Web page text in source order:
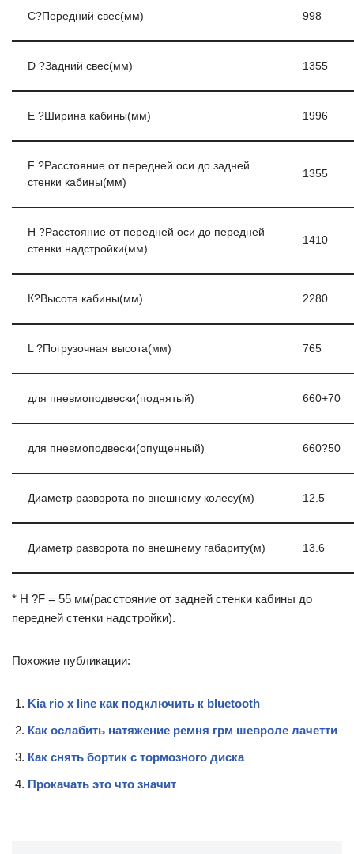
С?Передний свес(мм) 998
D ?Задний свес(мм) 1355
E ?Ширина кабины(мм) 1996
F ?Расстояние от передней оси до задней
стенки кабины(мм)
1355
H ?Расстояние от передней оси до передней
стенки надстройки(мм)
1410
К?Высота кабины(мм) 2280
L ?Погрузочная высота(мм) 765
для пневмоподвески(поднятый) 660+70
для пневмоподвески(опущенный) 660?50
Диаметр разворота по внешнему колесу(м) 12.5
Диаметр разворота по внешнему габариту(м) 13.6
* H ?F = 55 мм(расстояние от задней стенки кабины до
передней стенки надстройки).
Похожие публикации:
Kia rio x line как подключить к bluetooth
Как ослабить натяжение ремня грм шевроле лачетти
Как снять бортик с тормозного диска
Прокачать это что значит